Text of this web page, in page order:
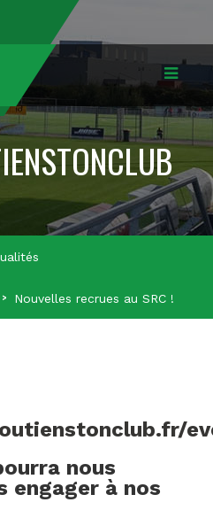
Nouvelles recrues au SRC !
nous
engager à nos